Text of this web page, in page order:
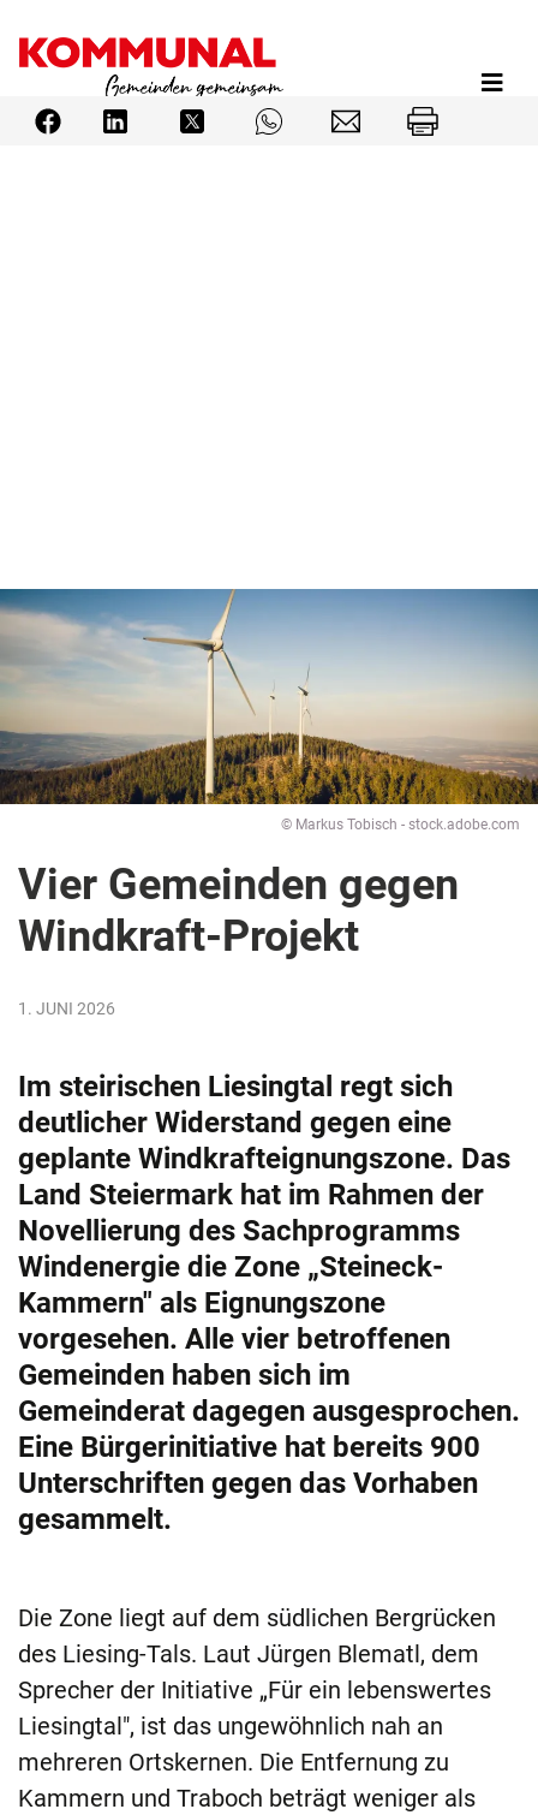
Inhalt
© Markus Tobisch - stock.adobe.com
Vier Gemeinden gegen
Windkraft-Projekt
1. JUNI 2026
Im steirischen Liesingtal regt sich
deutlicher Widerstand gegen eine
geplante Windkrafteignungszone. Das
Land Steiermark hat im Rahmen der
Novellierung des Sachprogramms
Windenergie die Zone „Steineck-
Kammern" als Eignungszone
vorgesehen. Alle vier betroffenen
Gemeinden haben sich im
Gemeinderat dagegen ausgesprochen.
Eine Bürgerinitiative hat bereits 900
Unterschriften gegen das Vorhaben
gesammelt.
Die Zone liegt auf dem südlichen Bergrücken
des Liesing-Tals. Laut Jürgen Blematl, dem
Sprecher der Initiative „Für ein lebenswertes
Liesingtal", ist das ungewöhnlich nah an
mehreren Ortskernen. Die Entfernung zu
Kammern und Traboch beträgt weniger als